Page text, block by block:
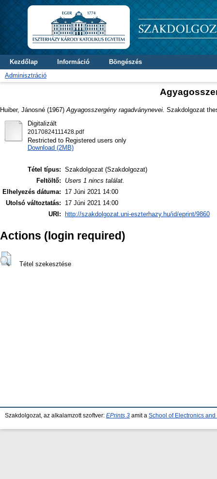
Kezdőlap Információ
Böngészés
Adminisztráció
Huiber, Jánosné (1967) Agyagosszergény ragadványnevei. Szakdolgozat
Digitalizált
20170824111428.pdf
Restricted to Registered users only
Download (2MB)
Tétel típus: Szakdolgozat (Szakdolgozat)
Feltöltő:
Users 1 nincs találat.
Elhelyezés dátuma:
17 Júni 2021 14:00
Utolsó változtatás:
17 Júni 2021 14:00
URI:
http://szakdolgozat.uni-eszterhazy.hu/id/eprint/9860
Actions (login required)
Tétel szekesztése
Szakdolgozat, az alkalamzott szoftver: EPrints 3 amit a School of Electronics